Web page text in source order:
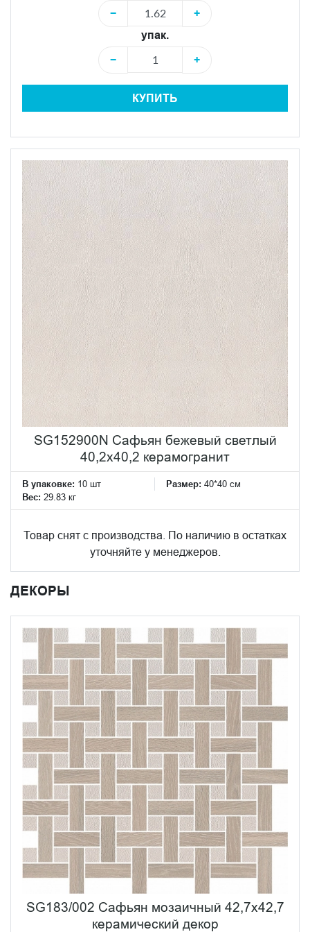
−
+
упак.
−
+
КУПИТЬ
SG152900N Сафьян бежевый светлый
40,2x40,2 керамогранит
В упаковке: 10 шт Размер: 40*40 см
Вес: 29.83 кг
Товар снят с производства. По наличию в остатках
уточняйте у менеджеров.
ДЕКОРЫ
SG183/002 Сафьян мозаичный 42,7x42,7
керамический декор